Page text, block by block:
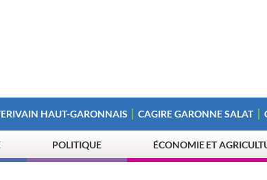
HAUT-GARONNAIS CAGIRE GARONNE SALAT
POLITIQUE ÉCONOMIE ET